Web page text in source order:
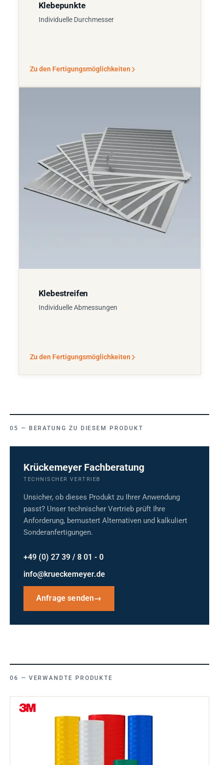
Klebepunkte
Individuelle Durchmesser
Zu den Fertigungsmöglichkeiten
Klebestreifen
Individuelle Abmessungen
Zu den Fertigungsmöglichkeiten
BERATUNG ZU DIESEM PRODUKT
Krückemeyer Fachberatung
TECHNISCHER VERTRIEB
Unsicher, ob dieses Produkt zu Ihrer Anwendung
passt? Unser technischer Vertrieb prüft Ihre
Anforderung, bemustert Alternativen und kalkuliert
Sonderanfertigungen.
+49 (0) 27 39 / 8 01 - 0
info@krueckemeyer.de
Anfrage senden→
VERWANDTE PRODUKTE